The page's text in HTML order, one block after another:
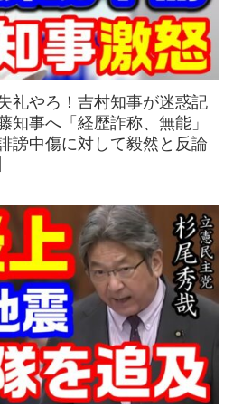
礼やろ！吉村知事が迷惑記
知事へ「経歴詐称、無能」
謗中傷に対して毅然と反論